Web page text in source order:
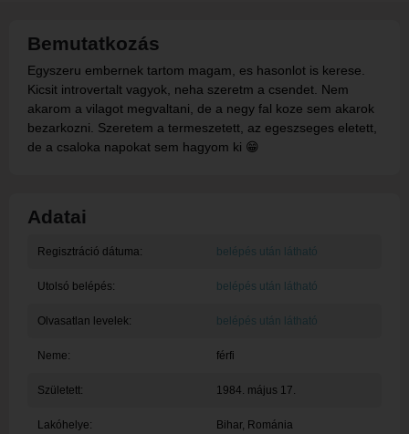
Bemutatkozás
Egyszeru embernek tartom magam, es hasonlot is kerese.
Kicsit introvertalt vagyok, neha szeretm a csendet. Nem
akarom a vilagot megvaltani, de a negy fal koze sem akarok
bezarkozni. Szeretem a termeszetett, az egeszseges eletett,
de a csaloka napokat sem hagyom ki 😁
Adatai
Regisztráció dátuma: belépés után látható
Utolsó belépés: belépés után látható
Olvasatlan levelek: belépés után látható
Neme: férfi
Született: 1984. május 17.
Lakóhelye: Bihar, Románia